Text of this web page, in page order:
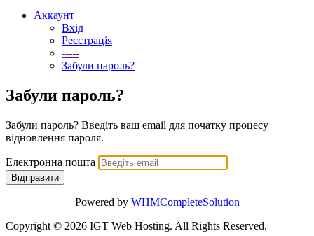
Аккаунт
Вхід
Реєстрація
-----
Забули пароль?
Забули пароль?
Забули пароль? Введіть ваш email для початку процесу
відновлення пароля.
Електронна пошта
Відправити
Powered by WHMCompleteSolution
Copyright © 2026 IGT Web Hosting. All Rights Reserved.